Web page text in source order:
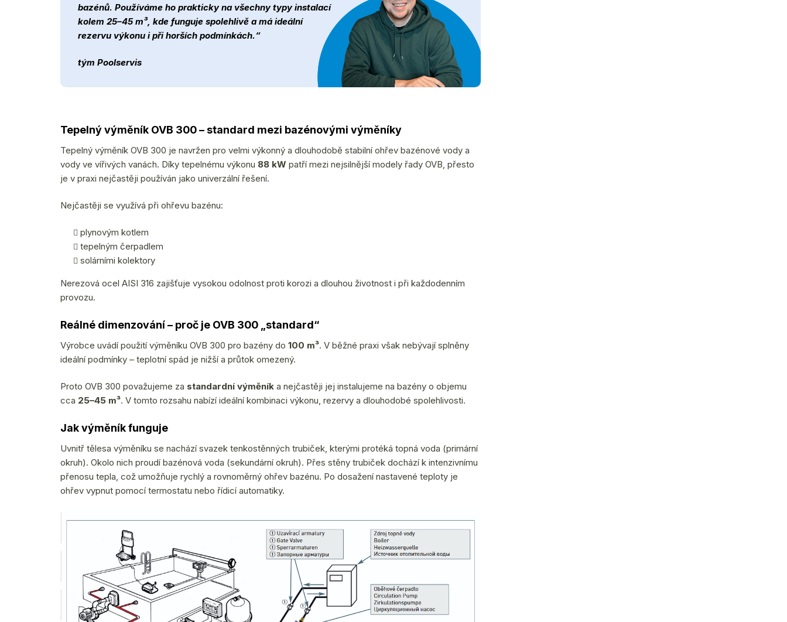
bazénů. Používáme ho prakticky na všechny typy instalací
kolem 25–45 m³, kde funguje spolehlivě a má ideální
rezervu výkonu i při horších podmínkách.“
tým Poolservis
Tepelný výměník OVB 300 – standard mezi bazénovými výměníky
Tepelný výměník OVB 300 je navržen pro velmi výkonný a dlouhodobě stabilní ohřev bazénové vody a
vody ve vířivých vanách. Díky tepelnému výkonu 88 kW patří mezi nejsilnější modely řady OVB, přesto
je v praxi nejčastěji používán jako univerzální řešení.
Nejčastěji se využívá při ohřevu bazénu:
plynovým kotlem
tepelným čerpadlem
solárními kolektory
Nerezová ocel AISI 316 zajišťuje vysokou odolnost proti korozi a dlouhou životnost i při každodenním
provozu.
Reálné dimenzování – proč je OVB 300 „standard“
Výrobce uvádí použití výměníku OVB 300 pro bazény do 100 m³. V běžné praxi však nebývají splněny
ideální podmínky – teplotní spád je nižší a průtok omezený.
Proto OVB 300 považujeme za standardní výměník a nejčastěji jej instalujeme na bazény o objemu
cca 25–45 m³. V tomto rozsahu nabízí ideální kombinaci výkonu, rezervy a dlouhodobé spolehlivosti.
Jak výměník funguje
Uvnitř tělesa výměníku se nachází svazek tenkostěnných trubiček, kterými protéká topná voda (primární
okruh). Okolo nich proudí bazénová voda (sekundární okruh). Přes stěny trubiček dochází k intenzivnímu
přenosu tepla, což umožňuje rychlý a rovnoměrný ohřev bazénu. Po dosažení nastavené teploty je
ohřev vypnut pomocí termostatu nebo řídicí automatiky.